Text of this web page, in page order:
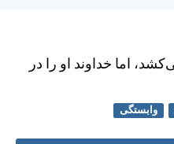
اما خداوند او را در
وابستگی